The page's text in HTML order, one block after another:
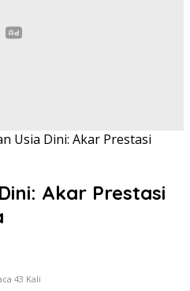
Usia Dini: Akar Prestasi
Akar Prestasi
43 Kali